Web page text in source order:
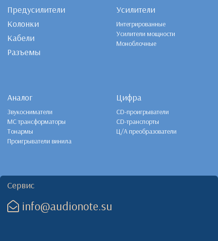
Предусилители
Колонки
Кабели
Разъемы
Усилители
Интегрированные
Усилители мощности
Моноблочные
Аналог
Звукосниматели
MC трансформаторы
Тонармы
Проигрыватели винила
Цифра
CD-проигрыватели
CD-транспорты
Ц/А преобразователи
Сервис
info@audionote.su